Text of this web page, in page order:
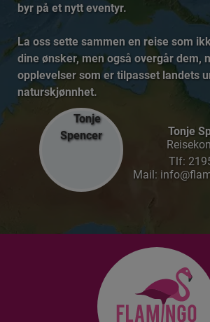
byr på et nytt eventyr.
La oss sette sammen en reise som
dine ønsker, men også overgår dem,
opplevelser som er tilpasset landets
naturskjønnhet.
Tonje
Tlf:
Mail: